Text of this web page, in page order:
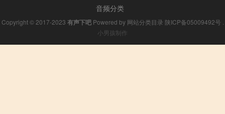
音频分类
Copyright © 2017-2023 有声下吧Powered by 网站分类目录 陕ICP备05009492号
小男孩制作